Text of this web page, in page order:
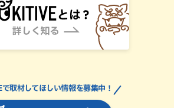
取材してほしい情報を募集中！